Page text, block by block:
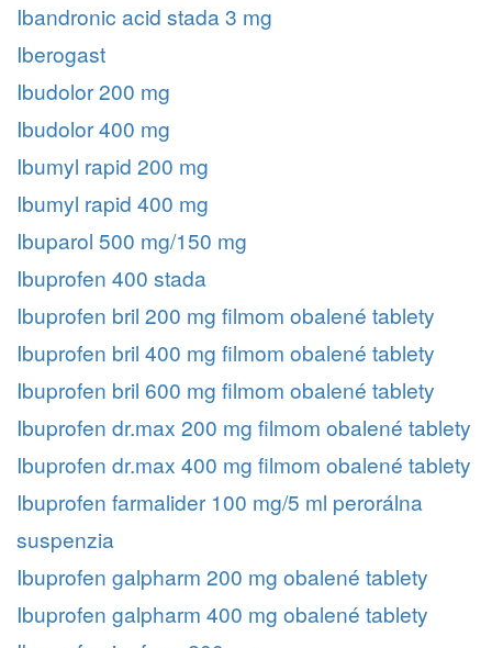
Ibandronic acid stada 3 mg
Iberogast
Ibudolor 200 mg
Ibudolor 400 mg
Ibumyl rapid 200 mg
Ibumyl rapid 400 mg
Ibuparol 500 mg/150 mg
Ibuprofen 400 stada
Ibuprofen bril 200 mg filmom obalené tablety
Ibuprofen bril 400 mg filmom obalené tablety
Ibuprofen bril 600 mg filmom obalené tablety
Ibuprofen dr.max 200 mg filmom obalené tablety
Ibuprofen dr.max 400 mg filmom obalené tablety
Ibuprofen farmalider 100 mg/5 ml perorálna
suspenzia
Ibuprofen galpharm 200 mg obalené tablety
Ibuprofen galpharm 400 mg obalené tablety